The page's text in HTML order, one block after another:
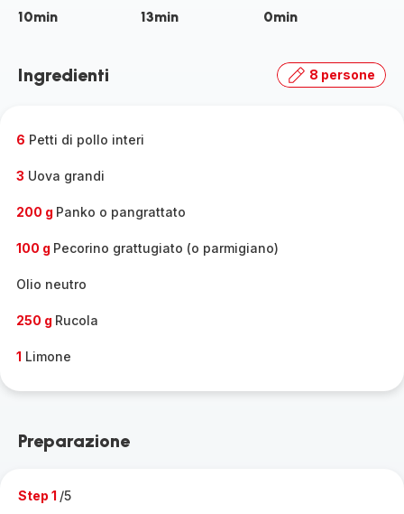
10min 13min 0min
Ingredienti 8 persone
6 Petti di pollo interi
3 Uova grandi
200 g Panko o pangrattato
100 g Pecorino grattugiato (o parmigiano)
Olio neutro
250 g Rucola
1 Limone
Preparazione
Step 1 /5